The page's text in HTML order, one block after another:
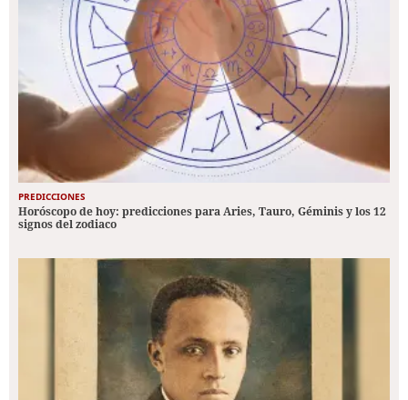
PREDICCIONES
Horóscopo de hoy: predicciones para Aries, Tauro, Géminis y los 12
signos del zodiaco